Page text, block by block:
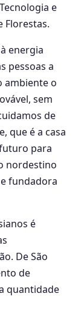
e
Florestas.
energia
pessoas a
ambiente o
sem
de
que é a casa
para
nordestino
fundadora
é
De São
de
quantidade